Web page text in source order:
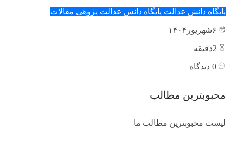
پایگاه دانش عدالت پایگاه دانش عدالت پژوهی مقالات
شهریور ۱۴۰۴
دقیقه
دیدگاه
محبوبترین مطالب
لیست محبوبترین مطالب ما